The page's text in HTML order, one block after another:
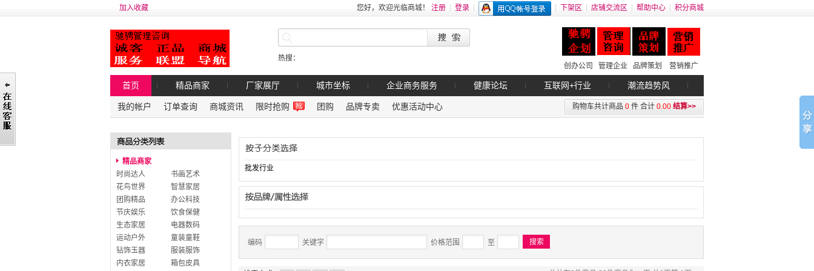
加入收藏 您好，欢迎光临商城！ 注册 登录 下架区 店铺交流区 帮助中心 积分商城
热搜：
创办公司
管理企业 品牌策划 营销推广
首页 精品商家 厂家展厅 城市坐标 企业商务服务 健康论坛 互联网+行业 潮流趋势风
我的帐户 订单查询 商城资讯 限时抢购 团购 品牌专卖 优惠活动中心 购物车共计商品 0 件 合计 0.00 结算>>
精品商家
时尚达人
书画艺术
花鸟世界
智慧家居
团购精品
办公科技
节庆娱乐
饮食保健
生态家居
电器数码
运动户外
童装童鞋
钻饰玉器
服装服饰
内衣家居
箱包皮具
批发行业
编码 关键字 价格范围 至